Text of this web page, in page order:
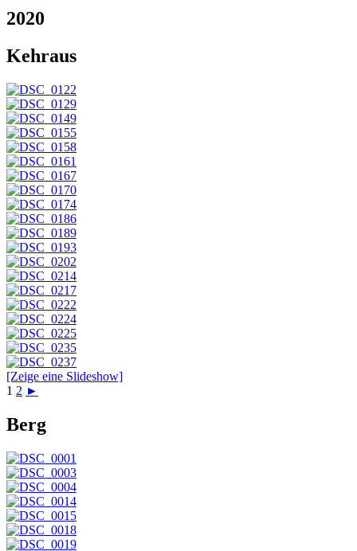
2020
Kehraus
[Zeige eine Slideshow]
1 2 ►
Berg